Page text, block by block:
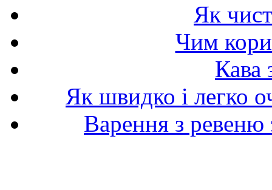
Як
Чим
Кава
Як швидко і легко
Варення з ревеню